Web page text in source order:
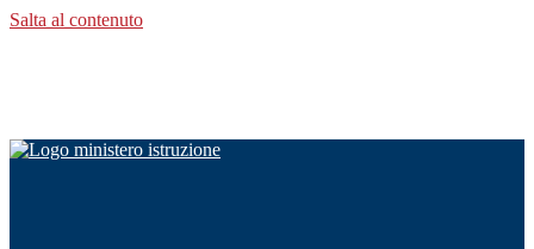
Salta al contenuto